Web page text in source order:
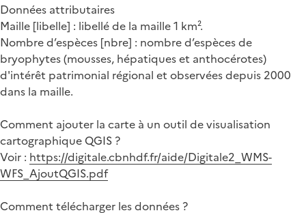
Données attributaires
Maille [libelle] : libellé de la maille 1 km².
Nombre d’espèces [nbre] : nombre d’espèces de
bryophytes (mousses, hépatiques et anthocérotes)
d'intérêt patrimonial régional et observées depuis 2000
dans la maille.
Comment ajouter la carte à un outil de visualisation
cartographique QGIS ?
Voir : https://digitale.cbnhdf.fr/aide/Digitale2_WMS-
WFS_AjoutQGIS.pdf
Comment télécharger les données ?